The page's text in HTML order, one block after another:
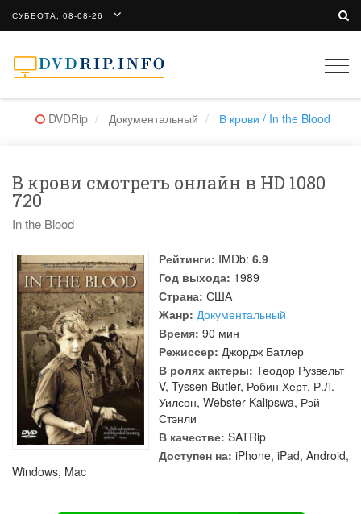
СУББОТА, 08-08-26
DVDRip Документальный В крови / In the Blood
В крови смотреть онлайн в HD 1080
720
In the Blood
Рейтинги: IMDb: 6.9
Год выхода: 1989
Страна: США
Жанр: Документальный
Время: 90 мин
Режиссер: Джордж Батлер
В ролях актеры: Теодор Рузвельт
V, Tyssen Butler, Робин Херт, Р.Л.
Уилсон, Webster Kalipswa, Рэй
Стэнли
В качестве: SATRip
Доступен на: iPhone, iPad, Android,
Windows, Mac